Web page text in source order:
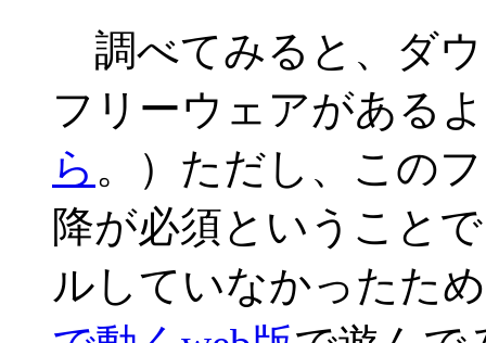
調べてみると、ダ
フリーウェアがある
ら 。）ただし、この
降が必須ということ
ルしていなかったた